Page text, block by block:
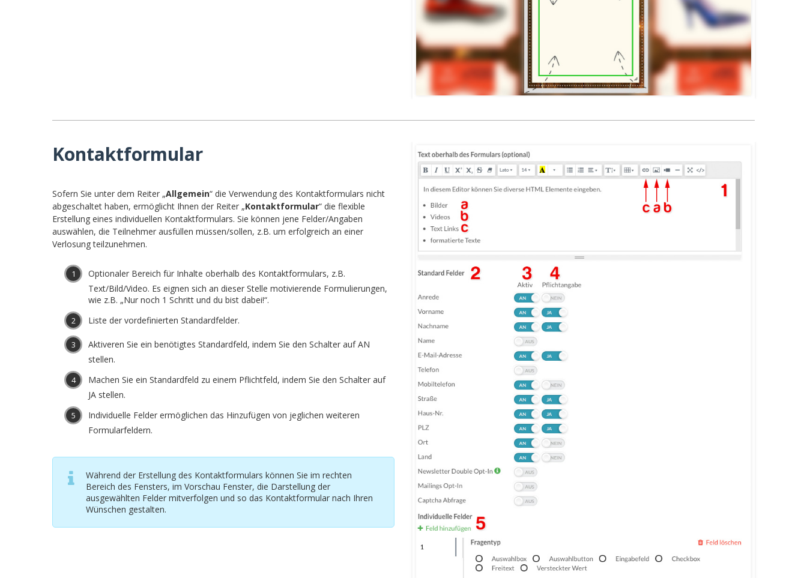
Kontaktformular
Sofern Sie unter dem Reiter „Allgemein“ die Verwendung des Kontaktformulars nicht
abgeschaltet haben, ermöglicht Ihnen der Reiter „Kontaktformular“ die flexible
Erstellung eines individuellen Kontaktformulars. Sie können jene Felder/Angaben
auswählen, die Teilnehmer ausfüllen müssen/sollen, z.B. um erfolgreich an einer
Verlosung teilzunehmen.
Optionaler Bereich für Inhalte oberhalb des Kontaktformulars, z.B.
Text/Bild/Video. Es eignen sich an dieser Stelle motivierende Formulierungen,
wie z.B. „Nur noch 1 Schritt und du bist dabei!“.
Liste der vordefinierten Standardfelder.
Aktiveren Sie ein benötigtes Standardfeld, indem Sie den Schalter auf AN
stellen.
Machen Sie ein Standardfeld zu einem Pflichtfeld, indem Sie den Schalter auf
JA stellen.
Individuelle Felder ermöglichen das Hinzufügen von jeglichen weiteren
Formularfeldern.
Während der Erstellung des Kontaktformulars können Sie im rechten
Bereich des Fensters, im Vorschau Fenster, die Darstellung der
ausgewählten Felder mitverfolgen und so das Kontaktformular nach Ihren
Wünschen gestalten.